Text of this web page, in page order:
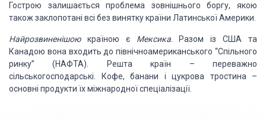
Гострою залишається проблема зовнішнього боргу, якою
також заклопотані всі без винятку країни Латинської Аме­рики.
Найрозвиненішоюкраїною є Мексика. Разом із США та
Канадою вона входить до північноамериканського “Спільного
ринку” (НАФТА). Решта країн – переважно
сільськогосподарські. Кофе, банани і цукрова тростина –
основні продукти їх міжнародної спеціалізації.